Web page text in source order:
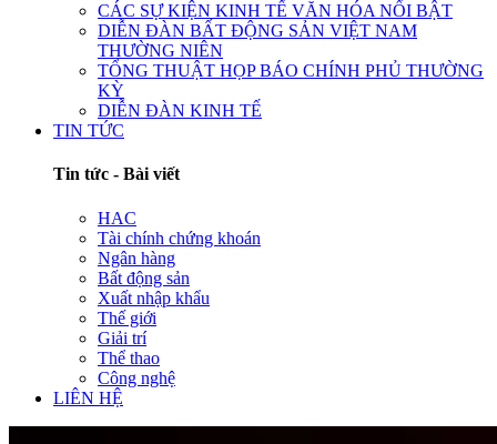
CÁC SỰ KIỆN KINH TẾ VĂN HÓA NỔI BẬT
DIỄN ĐÀN BẤT ĐỘNG SẢN VIỆT NAM
THƯỜNG NIÊN
TỔNG THUẬT HỌP BÁO CHÍNH PHỦ THƯỜNG
KỲ
DIỄN ĐÀN KINH TẾ
TIN TỨC
Tin tức - Bài viết
HAC
Tài chính chứng khoán
Ngân hàng
Bất động sản
Xuất nhập khẩu
Thế giới
Giải trí
Thể thao
Công nghệ
LIÊN HỆ